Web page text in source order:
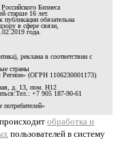
Бизнеса
старше 16 лет.
публикации обязательна
в сфере связи,
года.
реклама в соответствии с
страны
Регион» (ОГРН 1106230001173)
д. 13, пом. Н12
+7 905 187-90-61
обработка и
пользователей в систему